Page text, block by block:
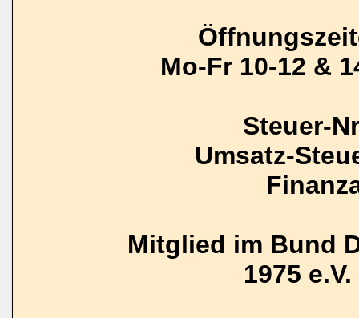
Mo-Fr 10-12 &
Steuer-
Umsatz-
Mitglied im Bund
1975